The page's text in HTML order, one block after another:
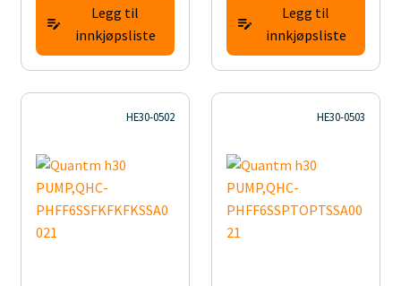
Legg til
innkjøpsliste
Legg til
innkjøpsliste
HE30-0502 HE30-0503